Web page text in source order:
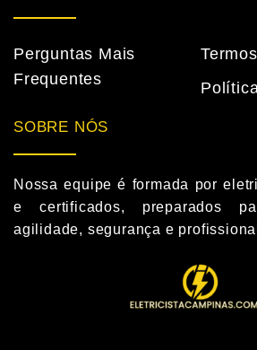
Perguntas Mais
Frequentes
SOBRE NÓS
Nossa equipe é formada por
e certificados, preparados
agilidade, segurança e